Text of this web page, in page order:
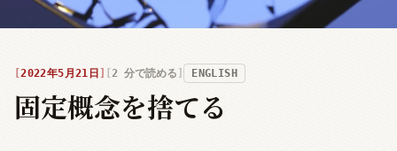
2022年5月21日 2 分で読める ENGLISH
固定概念を捨てる